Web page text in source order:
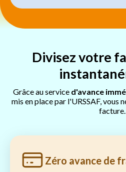
Divisez votre
Grâce au service d'avance
mis en place par l'URSSAF, vous
facture.
Zéro avance de